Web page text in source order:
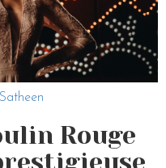
Rouge